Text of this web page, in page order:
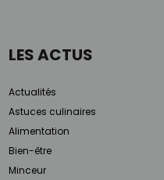
LES ACTUS
Actualités
Astuces culinaires
Alimentation
Bien-être
Minceur